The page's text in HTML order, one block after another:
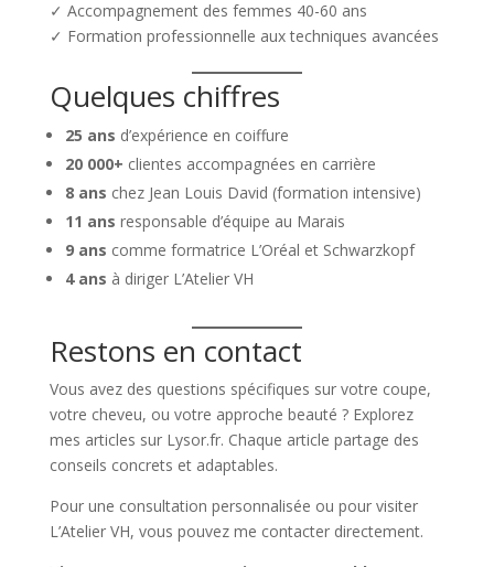
✓ Accompagnement des femmes 40-60 ans
✓ Formation professionnelle aux techniques avancées
Quelques chiffres
25 ans d’expérience en coiffure
20 000+ clientes accompagnées en carrière
8 ans chez Jean Louis David (formation intensive)
11 ans responsable d’équipe au Marais
9 ans comme formatrice L’Oréal et Schwarzkopf
4 ans à diriger L’Atelier VH
Restons en contact
Vous avez des questions spécifiques sur votre coupe,
votre cheveu, ou votre approche beauté ? Explorez
mes articles sur Lysor.fr. Chaque article partage des
conseils concrets et adaptables.
Pour une consultation personnalisée ou pour visiter
L’Atelier VH, vous pouvez me contacter directement.